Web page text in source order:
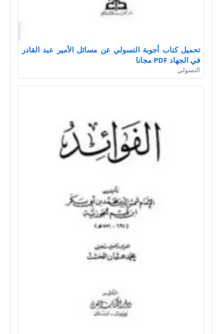
تحميل كتاب أجوبة التسولي عن مسائل الأمير عبد القادر
في الجهاد PDF مجانا
التسولي